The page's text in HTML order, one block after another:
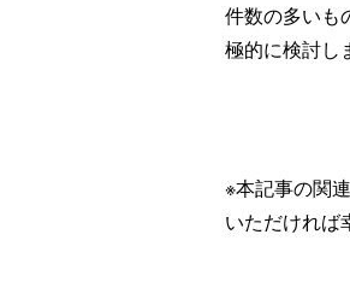
件数の多いも
極的に検討し
※本記事の関
いただければ